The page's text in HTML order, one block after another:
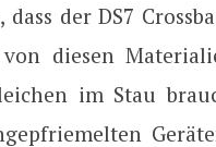
der DS7
diesen
im Stau